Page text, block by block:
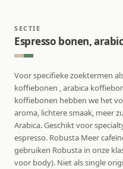
SECTIE
Espresso bonen,
Voor specifieke zoektermen
koffiebonen , arabica
koffiebonen hebben we het
aroma, lichtere smaak, meer
Arabica. Geschikt voor
espresso. Robusta Meer
gebruiken Robusta in onze
voor body). Niet als single